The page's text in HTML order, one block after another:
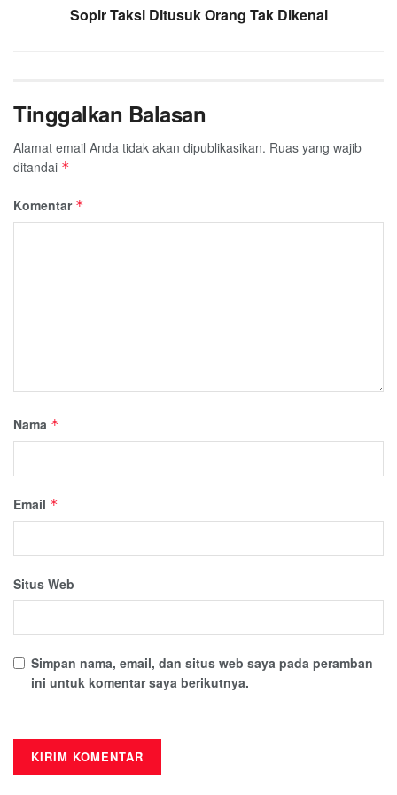
Sopir Taksi Ditusuk Orang Tak Dikenal
Tinggalkan Balasan
Alamat email Anda tidak akan dipublikasikan. Ruas yang wajib
ditandai *
Komentar *
Nama *
Email *
Situs Web
Simpan nama, email, dan situs web saya pada peramban
ini untuk komentar saya berikutnya.